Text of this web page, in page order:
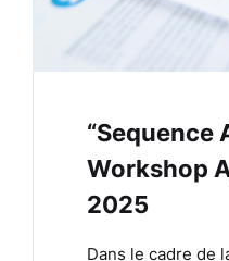
“Sequence
Workshop
2025
Dans le cadre de